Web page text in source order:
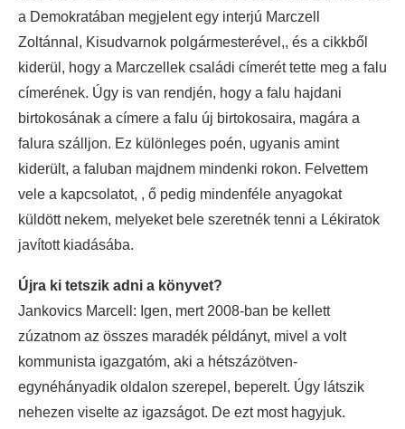
a Demokratában megjelent egy interjú Marczell
Zoltánnal, Kisudvarnok polgármesterével,, és a cikkből
kiderül, hogy a Marczellek családi címerét tette meg a falu
címerének. Úgy is van rendjén, hogy a falu hajdani
birtokosának a címere a falu új birtokosaira, magára a
falura szálljon. Ez különleges poén, ugyanis amint
kiderült, a faluban majdnem mindenki rokon. Felvettem
vele a kapcsolatot, , ő pedig mindenféle anyagokat
küldött nekem, melyeket bele szeretnék tenni a Lékiratok
javított kiadásába.
Újra ki tetszik adni a könyvet?
Jankovics Marcell: Igen, mert 2008-ban be kellett
zúzatnom az összes maradék példányt, mivel a volt
kommunista igazgatóm, aki a hétszázötven-
egynéhányadik oldalon szerepel, beperelt. Úgy látszik
nehezen viselte az igazságot. De ezt most hagyjuk.